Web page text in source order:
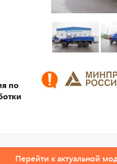
по
Перейти к актуальной